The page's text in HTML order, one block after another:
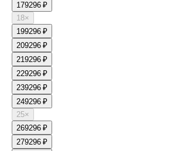
179296 ₽
18×
199296 ₽
209296 ₽
219296 ₽
229296 ₽
239296 ₽
249296 ₽
25×
269296 ₽
279296 ₽